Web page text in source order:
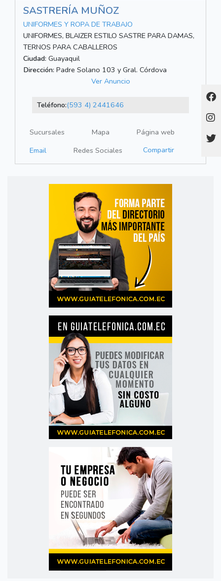
SASTRERÍA MUÑOZ
UNIFORMES Y ROPA DE TRABAJO
UNIFORMES, BLAIZER ESTILO SASTRE PARA DAMAS,
TERNOS PARA CABALLEROS
Ciudad: Guayaquil
Dirección: Padre Solano 103 y Gral. Córdova
Ver Anuncio
Teléfono:(593 4) 2441646
Sucursales Mapa
Página web
Email
Redes Sociales Compartir